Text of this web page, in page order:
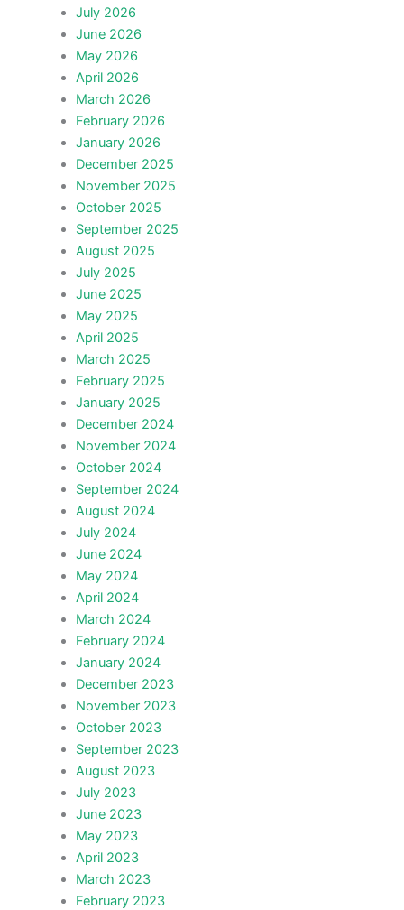
July 2026
June 2026
May 2026
April 2026
March 2026
February 2026
January 2026
December 2025
November 2025
October 2025
September 2025
August 2025
July 2025
June 2025
May 2025
April 2025
March 2025
February 2025
January 2025
December 2024
November 2024
October 2024
September 2024
August 2024
July 2024
June 2024
May 2024
April 2024
March 2024
February 2024
January 2024
December 2023
November 2023
October 2023
September 2023
August 2023
July 2023
June 2023
May 2023
April 2023
March 2023
February 2023